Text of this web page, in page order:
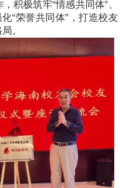
积极筑牢“情感共同体”、
“荣誉共同体”，打造校友
。